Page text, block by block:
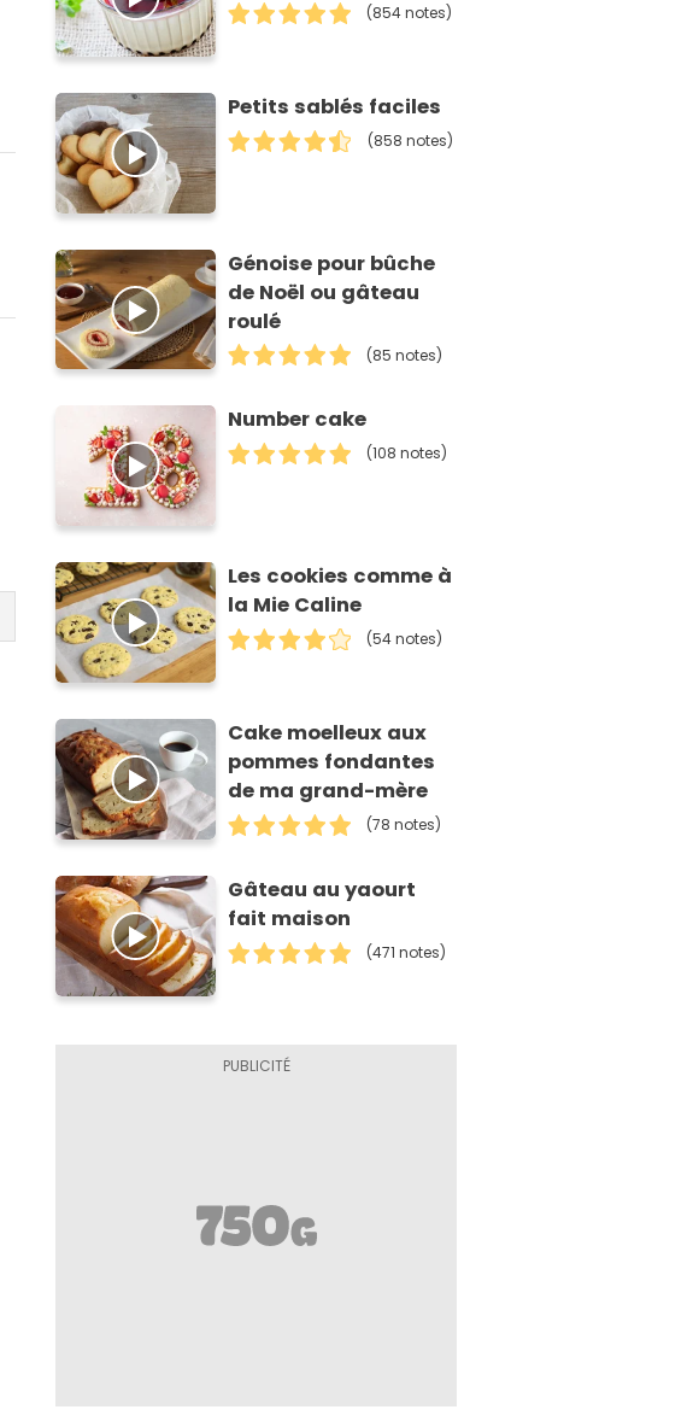
(854 notes)
Petits sablés faciles
(858 notes)
Génoise pour bûche
de Noël ou gâteau
roulé
(85 notes)
Number cake
(108 notes)
Les cookies comme à
la Mie Caline
(54 notes)
Cake moelleux aux
pommes fondantes
de ma grand-mère
(78 notes)
Gâteau au yaourt
fait maison
(471 notes)